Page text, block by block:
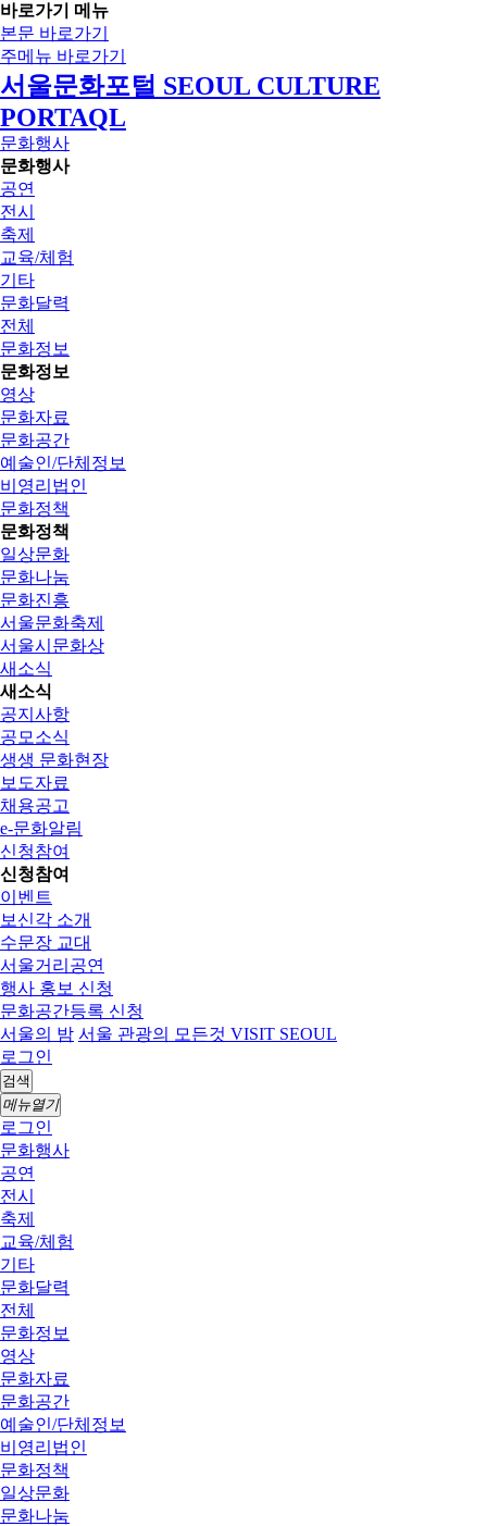
바로가기 메뉴
본문 바로가기
주메뉴 바로가기
서울문화포털 SEOUL CULTURE
PORTAQL
문화행사
문화행사
공연
전시
축제
교육/체험
기타
문화달력
전체
문화정보
문화정보
영상
문화자료
문화공간
예술인/단체정보
비영리법인
문화정책
문화정책
일상문화
문화나눔
문화진흥
서울문화축제
서울시문화상
새소식
새소식
공지사항
공모소식
생생 문화현장
보도자료
채용공고
e-문화알림
신청참여
신청참여
이벤트
보신각 소개
수문장 교대
서울거리공연
행사 홍보 신청
문화공간등록 신청
서울의 밤 서울 관광의 모든것 VISIT SEOUL
로그인
검색
메뉴열기
로그인
문화행사
공연
전시
축제
교육/체험
기타
문화달력
전체
문화정보
영상
문화자료
문화공간
예술인/단체정보
비영리법인
문화정책
일상문화
문화나눔